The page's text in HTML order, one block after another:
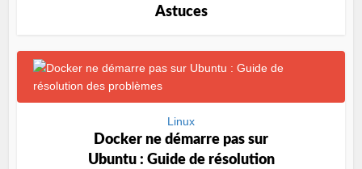
Astuces
Linux
Docker ne démarre pas sur
Ubuntu : Guide de résolution